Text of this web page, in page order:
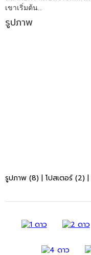
เขาเริ่มต้น..
รูปภาพ
รูปภาพ (8) | โปสเตอร์ (2) |